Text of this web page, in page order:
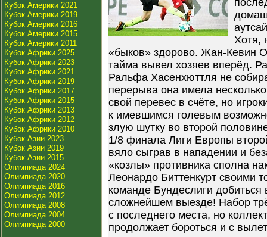
Кубок Америки 2021
Кубок Америки 2019
Кубок Америки 2016
Кубок Америки 2015
Кубок Америки 2011
Кубок Африки 2025
Кубок Африки 2023
Кубок Африки 2021
Кубок Африки 2019
Кубок Африки 2017
Кубок Африки 2015
Кубок Африки 2013
Кубок Африки 2012
Кубок Африки 2010
Кубок Азии 2023
Кубок Азии 2019
Кубок Азии 2015
Олимпиада 2024
Олимпиада 2020
Олимпиада 2016
Олимпиада 2012
Олимпиада 2008
Олимпиада 2004
Олимпиада 2000
Хотя,
«быков» здорово. Жан-Кевин
тайма вывел хозяев вперёд.
Ральфа Хасенхюттля не
перерыва она имела
свой перевес в счёте, но
к имевшимся голевым
злую шутку во второй
1/8 финала Лиги Европы
вяло сыграв в нападении и
«козлы» противника сполна
Леонардо Биттенкурт своими
команде Бундеслиги
сложнейшем выезде! Набор
с последнего места, но
продолжает бороться и с